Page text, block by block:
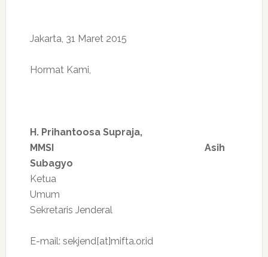
Jakarta, 31 Maret 2015
Hormat Kami,
H. Prihantoosa Supraja,
MMSI
Asih
Subagyo
Ketua
Sekretaris Jenderal
E-mail: sekjend[at]mifta.or.id